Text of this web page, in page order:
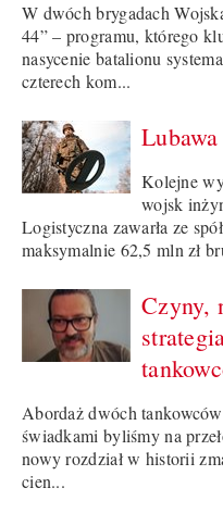
W dwóch brygadach
44” – programu, którego
nasycenie batalionu
czterech kom...
Kolejne
wojsk
Logistyczna zawarła ze
maksymalnie 62,5 mln zł
Czyny,
Abordaż dwóch
świadkami byliśmy na
nowy rozdział w historii
cien...